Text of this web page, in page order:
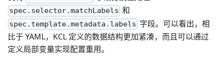
spec.selector.matchLabels 和
spec.template.metadata.labels 字段。可以看出，相
比于 YAML，KCL 定义的数据结构更加紧凑，而且可以通过
定义局部变量实现配置重用。